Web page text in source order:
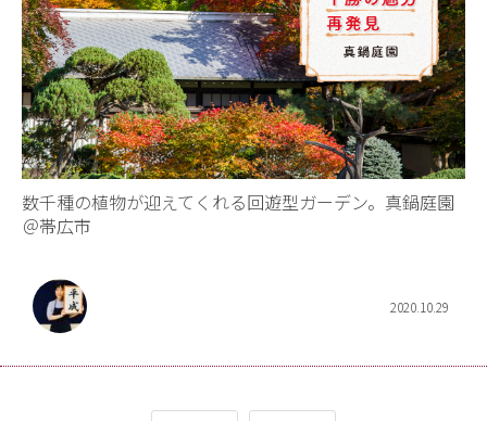
数千種の植物が迎えてくれる回遊型ガーデン。真鍋庭園
＠帯広市
2020.10.29